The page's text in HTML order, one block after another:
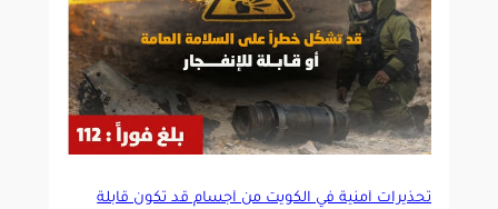
تحذيرات أمنية في الكويت من أجسام قد تكون قابلة